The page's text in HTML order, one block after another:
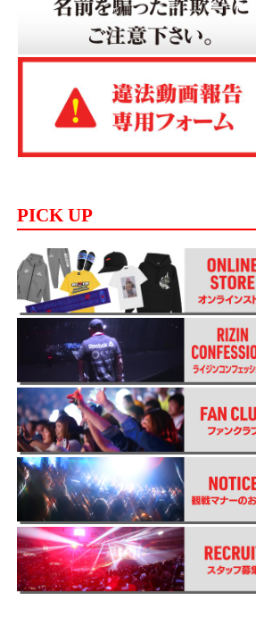
PICK UP